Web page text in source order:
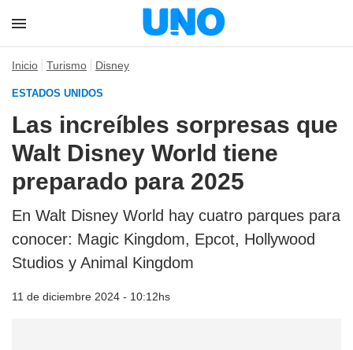
Inicio Turismo Disney
ESTADOS UNIDOS
Las increíbles sorpresas que
Walt Disney World tiene
preparado para 2025
En Walt Disney World hay cuatro parques para
conocer: Magic Kingdom, Epcot, Hollywood
Studios y Animal Kingdom
11 de diciembre 2024 - 10:12hs